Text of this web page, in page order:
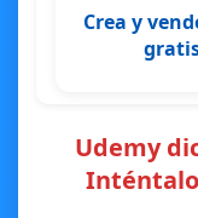
Crea y
Udemy